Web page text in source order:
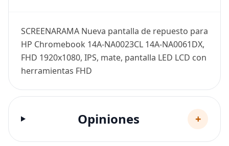
SCREENARAMA Nueva pantalla de repuesto para
HP Chromebook 14A-NA0023CL 14A-NA0061DX,
FHD 1920x1080, IPS, mate, pantalla LED LCD con
herramientas FHD
Opiniones +